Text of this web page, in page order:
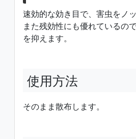
速効的な効き目で、害虫をノ
また残効性にも優れているの
を抑えます。
使用方法
そのまま散布します。